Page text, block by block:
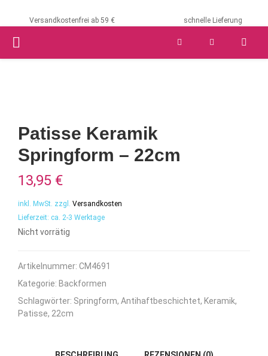
Versandkostenfrei ab 59 € schnelle Lieferung
PRIMARY
Patisse Keramik
Springform – 22cm
13,95 €
inkl. MwSt. zzgl. Versandkosten
Lieferzeit: ca. 2-3 Werktage
Nicht vorrätig
Artikelnummer: CM4691
Kategorie: Backformen
Schlagwörter: Springform, Antihaftbeschichtet, Keramik,
Patisse, 22cm